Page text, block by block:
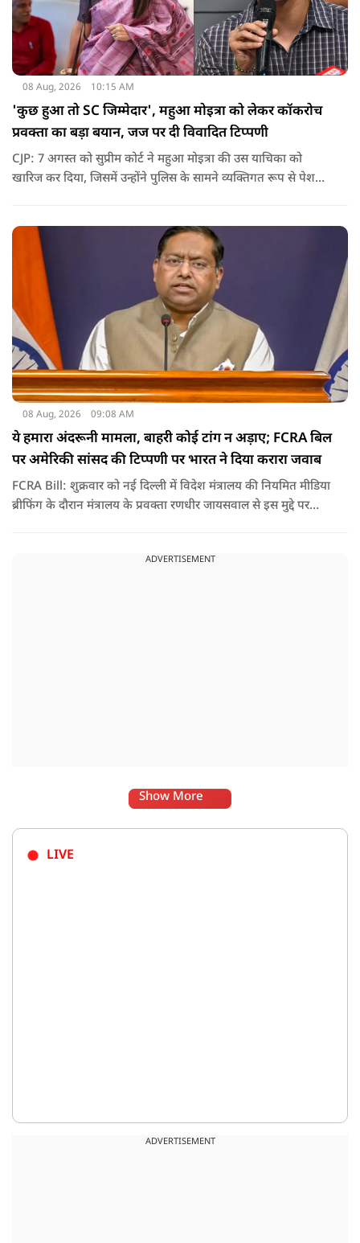
08 Aug, 2026 10:15 AM
'कुछ हुआ तो SC जिम्मेदार', महुआ मोइत्रा को लेकर कॉकरोच
प्रवक्ता का बड़ा बयान, जज पर दी विवादित टिप्पणी
CJP: 7 अगस्त को सुप्रीम कोर्ट ने महुआ मोइत्रा की उस याचिका को
खारिज कर दिया, जिसमें उन्होंने पुलिस के सामने व्यक्तिगत रूप से पेश
केंद्र बन गई है.
08 Aug, 2026 09:08 AM
ये हमारा अंदरूनी मामला, बाहरी कोई टांग न अड़ाए; FCRA बिल
पर अमेरिकी सांसद की टिप्पणी पर भारत ने दिया करारा जवाब
FCRA Bill: शुक्रवार को नई दिल्ली में विदेश मंत्रालय की नियमित मीडिया
ब्रीफिंग के दौरान मंत्रालय के प्रवक्ता रणधीर जायसवाल से इस मुद्दे पर
ADVERTISEMENT
Show More
LIVE
ADVERTISEMENT